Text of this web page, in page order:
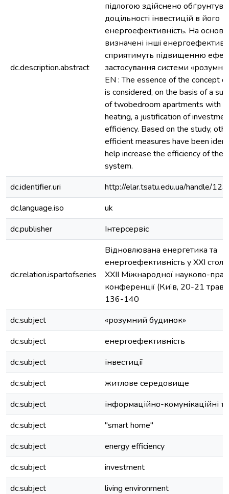
dc.description.abstract
підлогою здійснено
доцільності інвестицій в його
енергоефективність. На
визначені інші
сприятимуть підвищенню
застосування системи
EN : The essence of the concept
is considered, on the basis of a
of twobedroom apartments with
heating, a justification of
efficiency. Based on the study,
efficient measures have been
help increase the efficiency of the
system.
dc.identifier.uri
http://elar.tsatu.edu.ua/handle/
dc.language.iso
uk
dc.publisher
Інтерсервіс
dc.relation.ispartofseries
Відновлювана енергетика та
енергоефективність у XXI
XXII Міжнародної науково-
конференції (Київ, 20-21
136-140
dc.subject
«розумний будинок»
dc.subject
енергоефективність
dc.subject
інвестиції
dc.subject
житлове середовище
dc.subject
інформаційно-комунікаційні
dc.subject
"smart home"
dc.subject
energy efficiency
dc.subject
investment
dc.subject
living environment